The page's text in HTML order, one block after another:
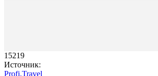
15219
Источник:
Profi.Travel